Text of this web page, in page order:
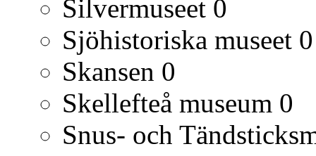
Silvermuseet 0
Sjöhistoriska museet 0
Skansen 0
Skellefteå museum 0
Snus- och